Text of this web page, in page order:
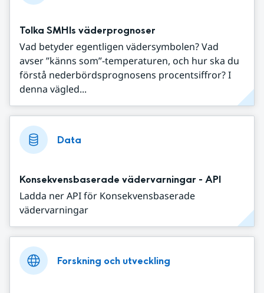
Tolka SMHIs väderprognoser
Vad betyder egentligen vädersymbolen? Vad
avser ”känns som”-temperaturen, och hur ska du
förstå nederbördsprognosens procentsiffror? I
denna vägled...
Data
Konsekvensbaserade vädervarningar - API
Ladda ner API för Konsekvensbaserade
vädervarningar
Forskning och utveckling